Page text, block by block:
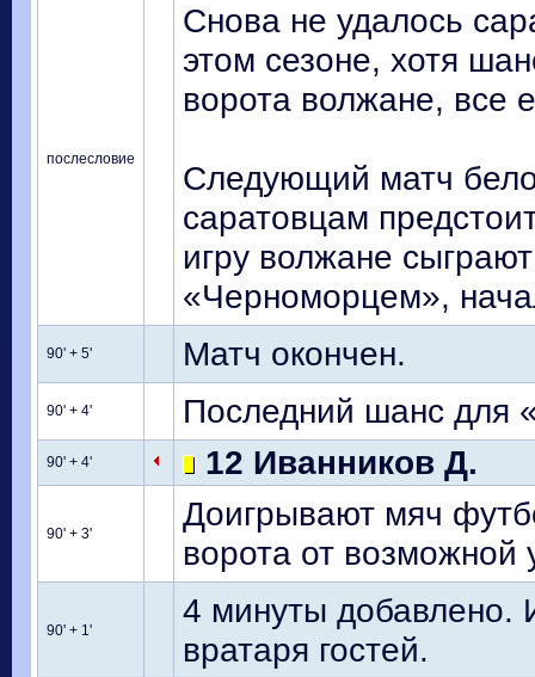
послесловие
Снова не удалось
этом сезоне, хотя
ворота волжане, все
Следующий матч
саратовцам
игру волжане
«Черноморцем»,
90' + 5' Матч окончен.
90' + 4' Последний шанс для
90' + 4' 12 Иванников Д.
90' + 3'
Доигрывают мяч
ворота от возможной
90' + 1'
4 минуты добавлено.
вратаря гостей.